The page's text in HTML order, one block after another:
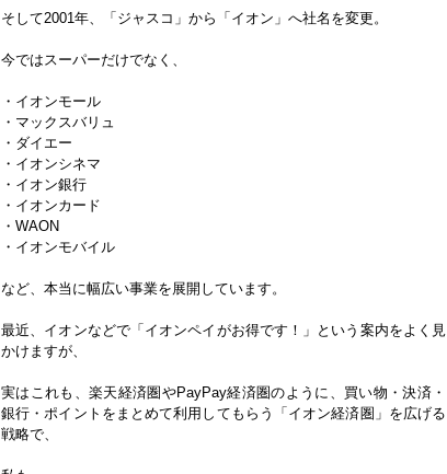
そして2001年、「ジャスコ」から「イオン」へ社名を変更。
今ではスーパーだけでなく、
・イオンモール
・マックスバリュ
・ダイエー
・イオンシネマ
・イオン銀行
・イオンカード
・WAON
・イオンモバイル
など、本当に幅広い事業を展開しています。
最近、イオンなどで「イオンペイがお得です！」という案内をよく見
かけますが、
実はこれも、楽天経済圏やPayPay経済圏のように、買い物・決済・
銀行・ポイントをまとめて利用してもらう「イオン経済圏」を広げる
戦略で、